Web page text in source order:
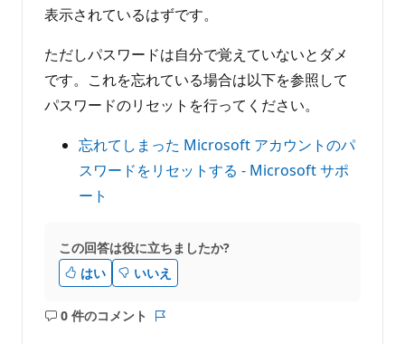
表示されているはずです。
ただしパスワードは自分で覚えていないとダメ
です。これを忘れている場合は以下を参照して
パスワードのリセットを行ってください。
忘れてしまった Microsoft アカウントのパ
スワードをリセットする - Microsoft サポ
ート
この回答は役に立ちましたか?
はい
いいえ
0 件のコメント
コ